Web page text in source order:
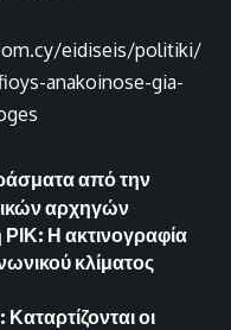
eidiseis/politiki/
anakoinose-gia-
από την
αρχηγών
Η ακτινογραφία
κλίματος
οι